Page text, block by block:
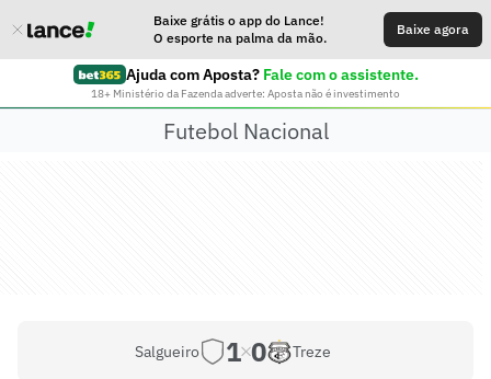
Baixe grátis o app do Lance!
O esporte na palma da mão.
Baixe agora
Ajuda com Aposta? Fale com o assistente.
18+ Ministério da Fazenda adverte: Aposta não é investimento
Futebol Nacional
Salgueiro 1 0 Treze